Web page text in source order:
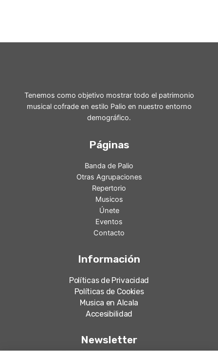
Tenemos como objetivo mostrar todo el patrimonio
musical cofrade en estilo Palio en nuestro entorno
demográfico.
Páginas
Banda de Palio
Otras Agrupaciones
Repertorio
Musicos
Únete
Eventos
Contacto
Información
Políticas de Privacidad
Políticas de Cookies
Musica en Alcala
Accesibilidad
Newsletter